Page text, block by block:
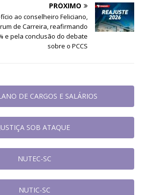
PRÓXIMO
ao conselheiro Feliciano,
de Carreira, reafirmando
e pela conclusão do debate
sobre o PCCS
DE CARGOS E SALÁRIOS
JUSTIÇA SOB ATAQUE
NUTEC-SC
NUTIC-SC